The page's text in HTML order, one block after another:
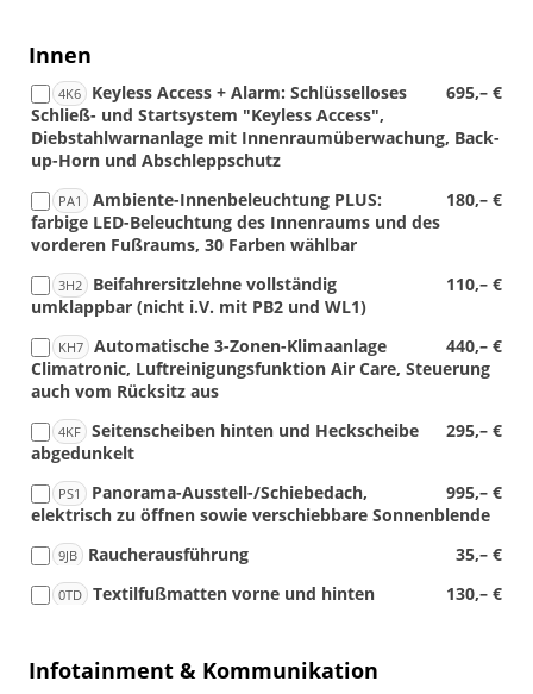
Innen
4K6 695,– €
Keyless Access + Alarm: Schlüsselloses
Schließ- und Startsystem "Keyless Access",
Diebstahlwarnanlage mit Innenraumüberwachung, Back-
up-Horn und Abschleppschutz
PA1 180,– €
Ambiente-Innenbeleuchtung PLUS:
farbige LED-Beleuchtung des Innenraums und des
vorderen Fußraums, 30 Farben wählbar
3H2 110,– €
Beifahrersitzlehne vollständig
umklappbar (nicht i.V. mit PB2 und WL1)
KH7 440,– €
Automatische 3-Zonen-Klimaanlage
Climatronic, Luftreinigungsfunktion Air Care, Steuerung
auch vom Rücksitz aus
4KF 295,– €
Seitenscheiben hinten und Heckscheibe
abgedunkelt
PS1 995,– €
Panorama-Ausstell-/Schiebedach,
elektrisch zu öffnen sowie verschiebbare Sonnenblende
9JB 35,– €
Raucherausführung
0TD 130,– €
Textilfußmatten vorne und hinten
Infotainment & Kommunikation